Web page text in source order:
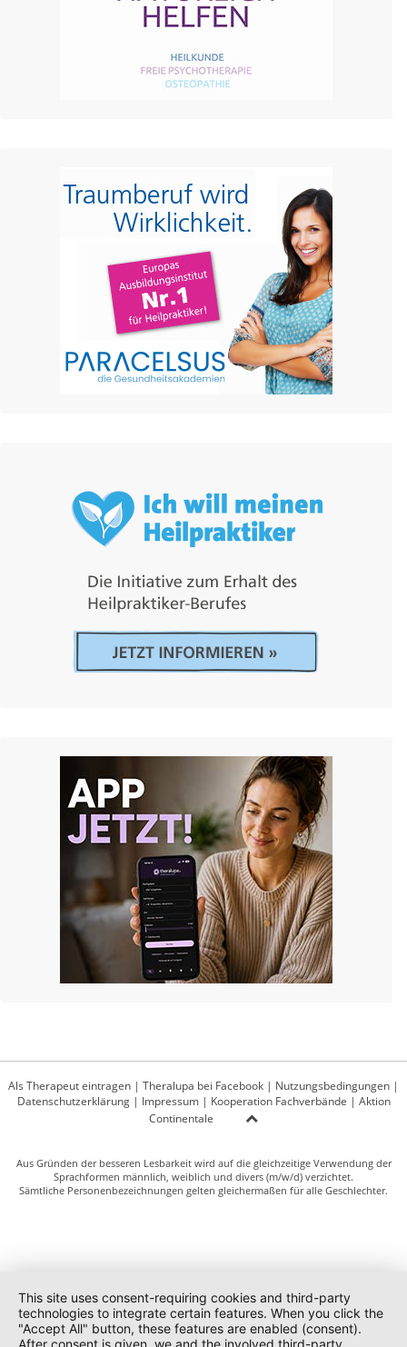
Als Therapeut eintragen | Theralupa bei Facebook | Nutzungsbedingungen |
Datenschutzerklärung| Impressum| Kooperation Fachverbände | Aktion
Continentale
Aus Gründen der besseren Lesbarkeit wird auf die gleichzeitige Verwendung der
Sprachformen männlich, weiblich und divers (m/w/d) verzichtet.
Sämtliche Personenbezeichnungen gelten gleichermaßen für alle Geschlechter.
This site uses consent-requiring cookies and third-party
technologies to integrate certain features. When you click the
"Accept All" button, these features are enabled (consent).
After consent is given, we and the involved third-party